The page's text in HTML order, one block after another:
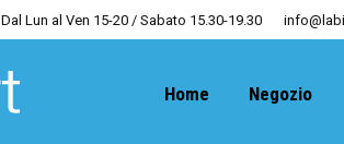
Dal Lun al Ven 15-20 / Sabato 15.30-19.30
Home Negozio